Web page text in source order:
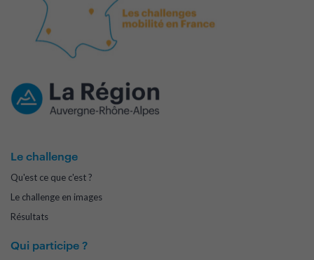
Le challenge
Qu'est ce que c'est ?
Le challenge en images
Résultats
Qui participe ?